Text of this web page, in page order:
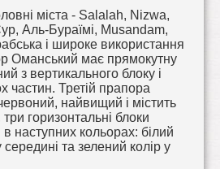
міста - Salalah, Nizwa,
Аль-Бураїмі, Musandam,
і широке використання
Оманський має прямокутну
з вертикального блоку і
частин. Третій прапора
найвищий і містить
горизонтальні блоки
в наступних кольорах: білий
та зелений колір у